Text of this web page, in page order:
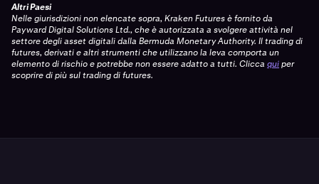
Altri Paesi
Nelle giurisdizioni non elencate sopra, Kraken Futures è fornito da
Payward Digital Solutions Ltd., che è autorizzata a svolgere attività nel
settore degli asset digitali dalla Bermuda Monetary Authority. Il trading di
futures, derivati e altri strumenti che utilizzano la leva comporta un
elemento di rischio e potrebbe non essere adatto a tutti. Clicca quiper
scoprire di più sul trading di futures.